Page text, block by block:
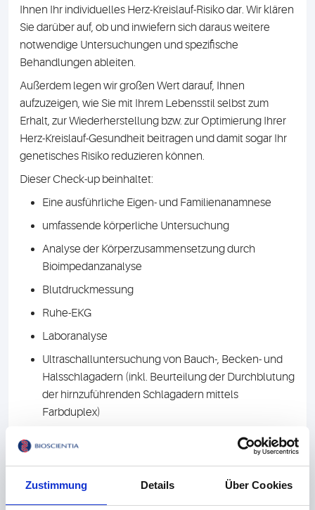
Zustimmung Details Über Cookies
Ihnen Ihr individuelles Herz-Kreislauf-Risiko dar. Wir klären
Sie darüber auf, ob und inwiefern sich daraus weitere
notwendige Untersuchungen und spezifische
Behandlungen ableiten.
Außerdem legen wir großen Wert darauf, Ihnen
aufzuzeigen, wie Sie mit Ihrem Lebensstil selbst zum
Erhalt, zur Wiederherstellung bzw. zur Optimierung Ihrer
Herz-Kreislauf-Gesundheit beitragen und damit sogar Ihr
genetisches Risiko reduzieren können.
Dieser Check-up beinhaltet:
Eine ausführliche Eigen- und Familienanamnese
umfassende körperliche Untersuchung
Analyse der Körperzusammensetzung durch
Bioimpedanzanalyse
Blutdruckmessung
Ruhe-EKG
Laboranalyse
Ultraschalluntersuchung von Bauch-, Becken- und
Halsschlagadern (inkl. Beurteilung der Durchblutung
der hirnzuführenden Schlagadern mittels
Farbduplex)
Orientierende Ultraschalluntersuchung der Leber
zum Ausschluss einer Fettleber
(Zusammenfassung der Befunde, Beratung zu allen